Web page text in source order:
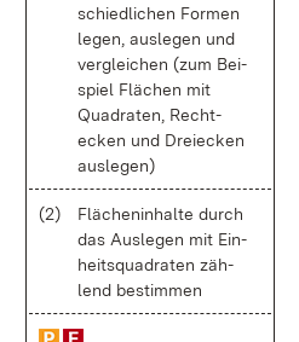
schied­li­chen For­men
le­gen, aus­le­gen und
ver­glei­chen (zum Bei­
spiel Flä­chen mit
Qua­dra­ten, Recht­
ecken und Drei­ecken
aus­le­gen)
(2)
Flä­chen­in­hal­te durch
das Aus­le­gen mit Ein­
heits­qua­dra­ten zäh­
lend be­stim­men